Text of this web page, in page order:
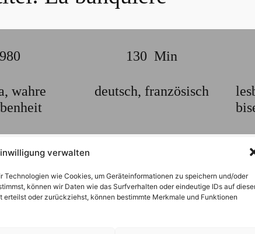
verwalten
Technologien wie Cookies, um Geräteinformationen zu speichern und/oder
können wir Daten wie das Surfverhalten oder eindeutige IDs auf
oder zurückziehst, können bestimmte Merkmale und Funktionen
,wahre
130 Min
deutsch, französisch
ihrer reichen Geliebten Camille wird die schöne
einer Bank in Paris, welche fortan mit hohen
Bankier Vannister bewirkt eine
aufgrund deren Ergebnisse Emma zu drei Jahren
Frau gibt nicht auf …Der Film basiert lose auf der
Hanau und ist ein Drama mit einer brillianten